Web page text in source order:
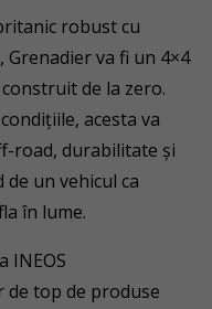
robust cu
va fi un 4×4
de la zero.
acesta va
road, durabilitate și
un vehicul ca
în lume.
INEOS
de top de produse